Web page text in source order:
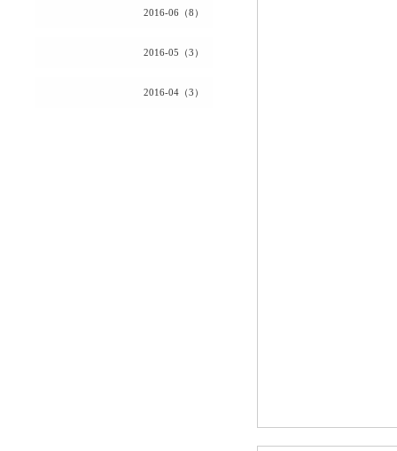
2016-06（8）
2016-05（3）
2016-04（3）